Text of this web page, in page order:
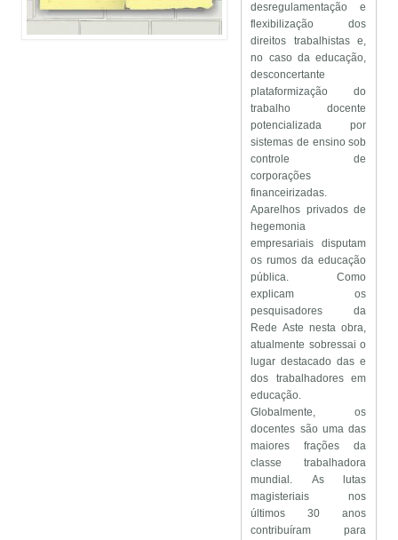
desregulamentação e
flexibilização dos
direitos trabalhistas e,
no caso da educação,
desconcertante
plataformização do
trabalho docente
potencializada por
sistemas de ensino sob
controle de
corporações
financeirizadas.
Aparelhos privados de
hegemonia
empresariais disputam
os rumos da educação
pública. Como
explicam os
pesquisadores da
Rede Aste nesta obra,
atualmente sobressai o
lugar destacado das e
dos trabalhadores em
educação.
Globalmente, os
docentes são uma das
maiores frações da
classe trabalhadora
mundial. As lutas
magisteriais nos
últimos 30 anos
contribuíram para